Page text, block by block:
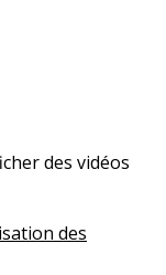
des vidéos
des